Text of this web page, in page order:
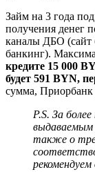
Займ на 3 года
получения денег
каналы ДБО (сайт
банкинг).
кредите 15 000
будет 591 BYN,
сумма, Приорбанк
P.S. За
выдаваемым
также о